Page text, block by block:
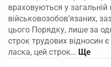
враховуються у загальній
військовозобов’язаних,
цього Порядку, лише за
строк трудових відносин
ласка, цей строк…